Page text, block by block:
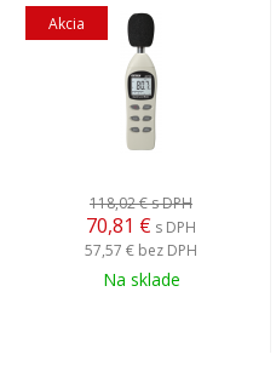
Akcia
118,02 €s DPH
70,81 € s DPH
57,57 € bez DPH
Na sklade